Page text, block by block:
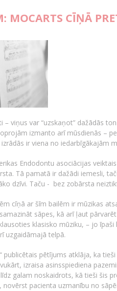
MOCARTS CĪŅĀ
– viņus var “uzskaņot” dažādās
izmanto arī mūsdienās –
ir viena no iedarbīgākajām
Endodontu asociācijas
Tā pamatā ir dažādi iemesli,
dzīvi. Taču - bez zobārsta
cīņā ar šīm bailēm ir mūzikas
sāpes, kā arī ļaut
klasisko mūziku, – jo
uzgaidāmajā telpā.
publicētais pētījums atklāja, ka
izraisa asinsspiediena
galam noskaidrots, kā tieši šis
novērst pacienta uzmanību no